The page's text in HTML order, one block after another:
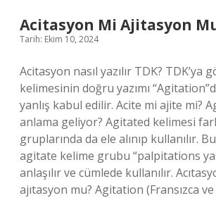
Acitasyon Mi Ajitasyon
Tarih: Ekim 10, 2024
Acitasyon nasıl yazılır TDK? TDK’ya
kelimesinin doğru yazımı
yanlış kabul edilir. Acite mi ajite mi?
anlama geliyor? Agitated kelimesi
gruplarında da ele alınıp kullanılır.
agitate kelime grubu “palpitations
anlaşılır ve cümlede kullanılır.
ajıtasyon mu? Agitation (Fransızca